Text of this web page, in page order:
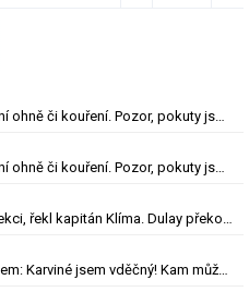
Kvůli suchu platí i zákazy rozdělávání ohně či kouření. Pozor, pokuty jsou obří
Kvůli suchu platí i zákazy rozdělávání ohně či kouření. Pozor, pokuty jsou obří
Ubráněná Zbrojovka. Dostali jsme lekci, řekl kapitán Klíma. Dulay překonal kamaráda
Samko se zájemcům připomněl gólem: Karviné jsem vděčný! Kam může odejít Štorman?